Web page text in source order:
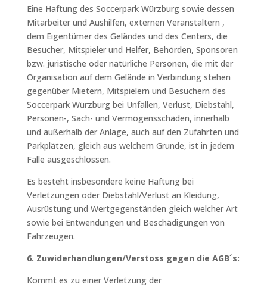
Eine Haftung des Soccerpark Würzburg sowie dessen
Mitarbeiter und Aushilfen, externen Veranstaltern ,
dem Eigentümer des Geländes und des Centers, die
Besucher, Mitspieler und Helfer, Behörden, Sponsoren
bzw. juristische oder natürliche Personen, die mit der
Organisation auf dem Gelände in Verbindung stehen
gegenüber Mietern, Mitspielern und Besuchern des
Soccerpark Würzburg bei Unfällen, Verlust, Diebstahl,
Personen-, Sach- und Vermögensschäden, innerhalb
und außerhalb der Anlage, auch auf den Zufahrten und
Parkplätzen, gleich aus welchem Grunde, ist in jedem
Falle ausgeschlossen.
Es besteht insbesondere keine Haftung bei
Verletzungen oder Diebstahl/Verlust an Kleidung,
Ausrüstung und Wertgegenständen gleich welcher Art
sowie bei Entwendungen und Beschädigungen von
Fahrzeugen.
6. Zuwiderhandlungen/Verstoss gegen die AGB´s:
Kommt es zu einer Verletzung der